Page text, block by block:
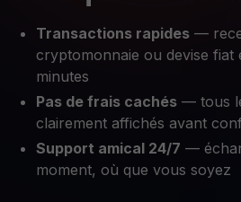
Transactions rapides —
cryptomonnaie ou devise fiat
minutes
Pas de frais cachés — tous
clairement affichés avant
Support amical 24/7 —
moment, où que vous soyez